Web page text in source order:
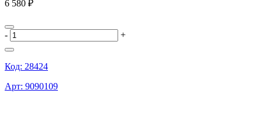
6 580 ₽
- +
Код: 28424
Арт: 9090109